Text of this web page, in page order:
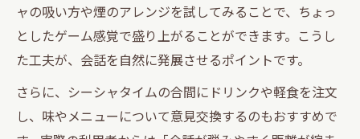
ャの吸い方や煙のアレンジを試してみることで、ちょっ
としたゲーム感覚で盛り上がることができます。こうし
た工夫が、会話を自然に発展させるポイントです。
さらに、シーシャタイムの合間にドリンクや軽食を注文
し、味やメニューについて意見交換するのもおすすめで